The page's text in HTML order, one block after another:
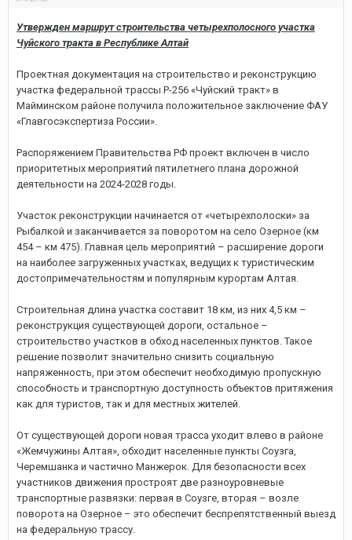
Утвержден маршрут строительства четырехполосного участка
Чуйского тракта в Республике Алтай
Проектная документация на строительство и реконструкцию
участка федеральной трассы Р-256 «Чуйский тракт» в
Майминском районе получила положительное заключение ФАУ
«Главгосэкспертиза России».
Распоряжением Правительства РФ проект включен в число
приоритетных мероприятий пятилетнего плана дорожной
деятельности на 2024-2028 годы.
Участок реконструкции начинается от «четырехполоски» за
Рыбалкой и заканчивается за поворотом на село Озерное (км
454 – км 475). Главная цель мероприятий – расширение дороги
на наиболее загруженных участках, ведущих к туристическим
достопримечательностям и популярным курортам Алтая.
Строительная длина участка составит 18 км, из них 4,5 км –
реконструкция существующей дороги, остальное –
строительство участков в обход населенных пунктов. Такое
решение позволит значительно снизить социальную
напряженность, при этом обеспечит необходимую пропускную
способность и транспортную доступность объектов притяжения
как для туристов, так и для местных жителей.
От существующей дороги новая трасса уходит влево в районе
«Жемчужины Алтая», обходит населенные пункты Соузга,
Черемшанка и частично Манжерок. Для безопасности всех
участников движения простроят две разноуровневые
транспортные развязки: первая в Соузге, вторая – возле
поворота на Озерное – это обеспечит беспрепятственный выезд
на федеральную трассу.